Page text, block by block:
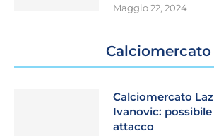
Maggio 22, 2024
Calciomercato
Calciomercato
Ivanovic:
attacco